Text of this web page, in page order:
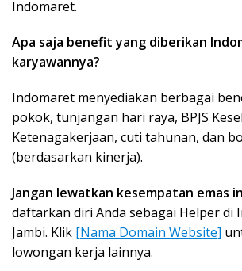
Indomaret.
Apa saja benefit yang diberikan
karyawannya?
Indomaret menyediakan berbagai
pokok, tunjangan hari raya, BPJS
Ketenagakerjaan, cuti tahunan, dan
(berdasarkan kinerja).
Jangan lewatkan kesempatan emas
daftarkan diri Anda sebagai Helper di
Jambi. Klik [Nama Domain Website]
lowongan kerja lainnya.